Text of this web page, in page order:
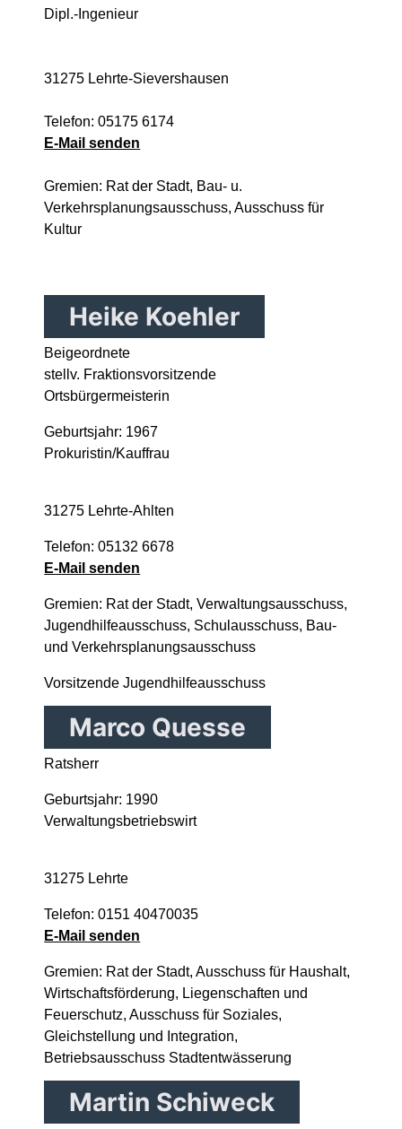
Dipl.-Ingenieur
31275 Lehrte-Sievershausen
Telefon: 05175 6174
E-Mail senden
Gremien: Rat der Stadt, Bau- u.
Verkehrsplanungsausschuss, Ausschuss für
Kultur
Heike Koehler
Beigeordnete
stellv. Fraktionsvorsitzende
Ortsbürgermeisterin
Geburtsjahr: 1967
Prokuristin/Kauffrau
31275 Lehrte-Ahlten
Telefon: 05132 6678
E-Mail senden
Gremien: Rat der Stadt, Verwaltungsausschuss,
Jugendhilfeausschuss, Schulausschuss, Bau-
und Verkehrsplanungsausschuss
Vorsitzende Jugendhilfeausschuss
Marco Quesse
Ratsherr
Geburtsjahr: 1990
Verwaltungsbetriebswirt
31275 Lehrte
Telefon: 0151 40470035
E-Mail senden
Gremien: Rat der Stadt, Ausschuss für Haushalt,
Wirtschaftsförderung, Liegenschaften und
Feuerschutz, Ausschuss für Soziales,
Gleichstellung und Integration,
Betriebsausschuss Stadtentwässerung
Martin Schiweck